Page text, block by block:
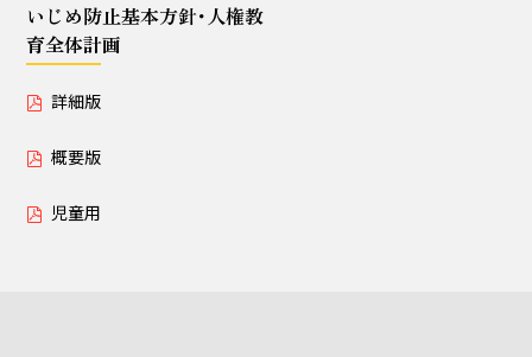
いじめ防止基本方針･人権教育全体計画
詳細版
児童用
いじめ防止基本方針･人権教
育全体計画
詳細版
概要版
児童用